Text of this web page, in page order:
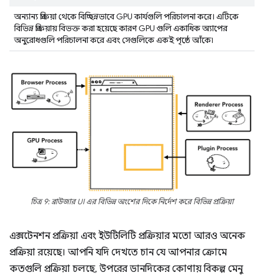
অন্যান্য প্রক্রিয়া থেকে বিচ্ছিন্নভাবে GPU কার্যগুলি পরিচালনা করে। এটিকে
বিভিন্ন প্রক্রিয়ায় বিভক্ত করা হয়েছে কারণ GPU গুলি একাধিক অ্যাপের
অনুরোধগুলি পরিচালনা করে এবং সেগুলিকে একই পৃষ্ঠে আঁকে৷
চিত্র 9: ব্রাউজার UI এর বিভিন্ন অংশের দিকে নির্দেশ করে বিভিন্ন প্রক্রিয়া
এক্সটেনশন প্রক্রিয়া এবং ইউটিলিটি প্রক্রিয়ার মতো আরও অনেক
প্রক্রিয়া রয়েছে। আপনি যদি দেখতে চান যে আপনার ক্রোমে
কতগুলি প্রক্রিয়া চলছে, উপরের ডানদিকের কোণায় বিকল্প মেনু